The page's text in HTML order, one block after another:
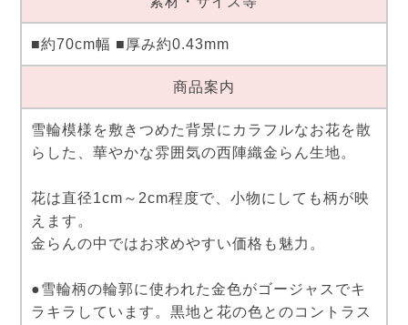
■約70cm幅 ■厚み約0.43mm
商品案内
雪輪模様を敷きつめた背景にカラフルなお花を散
らした、華やかな雰囲気の西陣織金らん生地。
花は直径1cm～2cm程度で、小物にしても柄が映
えます。
金らんの中ではお求めやすい価格も魅力。
●雪輪柄の輪郭に使われた金色がゴージャスでキ
ラキラしています。黒地と花の色とのコントラス